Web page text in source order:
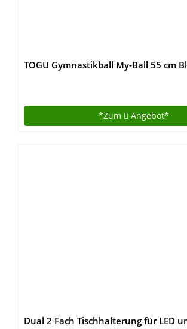
TOGU Gymnastikball My-Ball 55 cm
*Zum Angebot*
Dual 2 Fach Tischhalterung für LED